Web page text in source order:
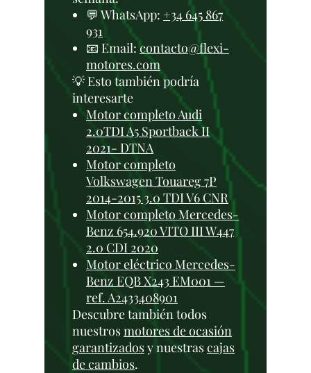
💬 WhatsApp: +34 645 867
931
📧 Email:contacto@flexi-
motores.com
💡 Esto también podría
interesarte
Motor completo Audi
2.0TDI A5 Sportback II
2021- DTNA
Motor completo
Volkswagen Touareg 7P
2014-2015 3.0 TDI V6 CNR
Motor completo Mercedes-
Benz 654.920 VITO III W447
2.0 CDI 2020
Motor eléctrico Mercedes-
Benz EQB X243 EM001 —
ref. A2433408901
Descubre también todos
nuestrosmotores de ocasión
garantizadosy nuestrascajas
de cambios.